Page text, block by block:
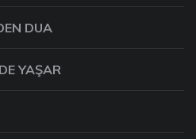
DUA
YAŞAR